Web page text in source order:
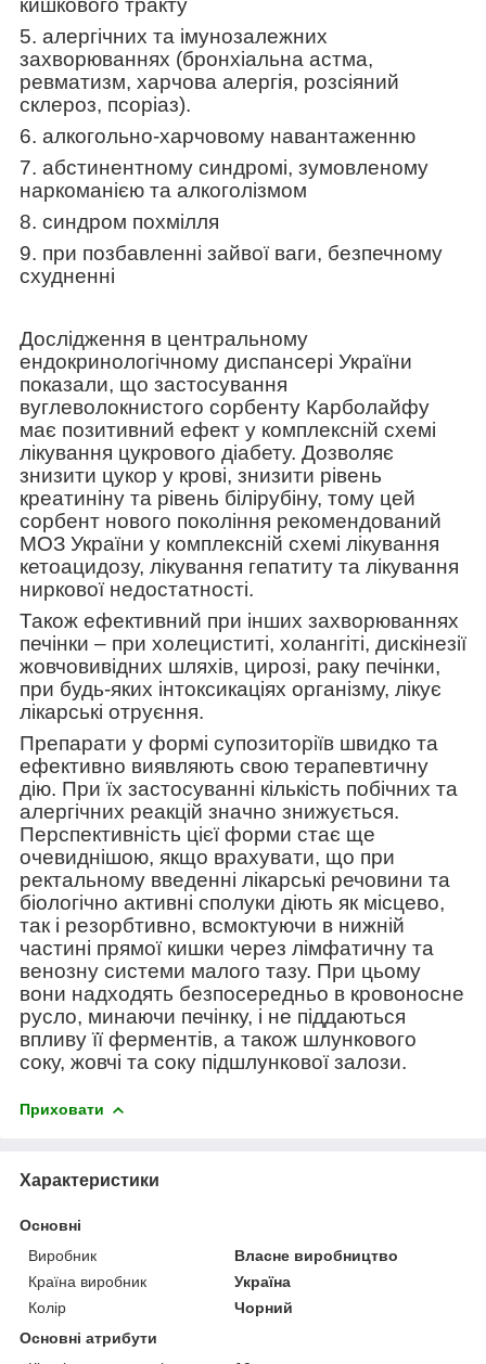
кишкового тракту
5. алергічних та імунозалежних
захворюваннях (бронхіальна астма,
ревматизм, харчова алергія, розсіяний
склероз, псоріаз).
6. алкогольно-харчовому навантаженню
7. абстинентному синдромі, зумовленому
наркоманією та алкоголізмом
8. синдром похмілля
9. при позбавленні зайвої ваги, безпечному
схудненні
Дослідження в центральному
ендокринологічному диспансері України
показали, що застосування
вуглеволокнистого сорбенту Карболайфу
має позитивний ефект у комплексній схемі
лікування цукрового діабету. Дозволяє
знизити цукор у крові, знизити рівень
креатиніну та рівень білірубіну, тому цей
сорбент нового покоління рекомендований
МОЗ України у комплексній схемі лікування
кетоацидозу, лікування гепатиту та лікування
ниркової недостатності.
Також ефективний при інших захворюваннях
печінки – при холециститі, холангіті, дискінезії
жовчовивідних шляхів, цирозі, раку печінки,
при будь-яких інтоксикаціях організму, лікує
лікарські отруєння.
Препарати у формі супозиторіїв швидко та
ефективно виявляють свою терапевтичну
дію. При їх застосуванні кількість побічних та
алергічних реакцій значно знижується.
Перспективність цієї форми стає ще
очевиднішою, якщо врахувати, що при
ректальному введенні лікарські речовини та
біологічно активні сполуки діють як місцево,
так і резорбтивно, всмоктуючи в нижній
частині прямої кишки через лімфатичну та
венозну системи малого тазу. При цьому
вони надходять безпосередньо в кровоносне
русло, минаючи печінку, і не піддаються
впливу її ферментів, а також шлункового
соку, жовчі та соку підшлункової залози.
Приховати
Характеристики
Основні
Виробник
Власне виробництво
Країна виробник
Україна
Колір
Чорний
Основні атрибути